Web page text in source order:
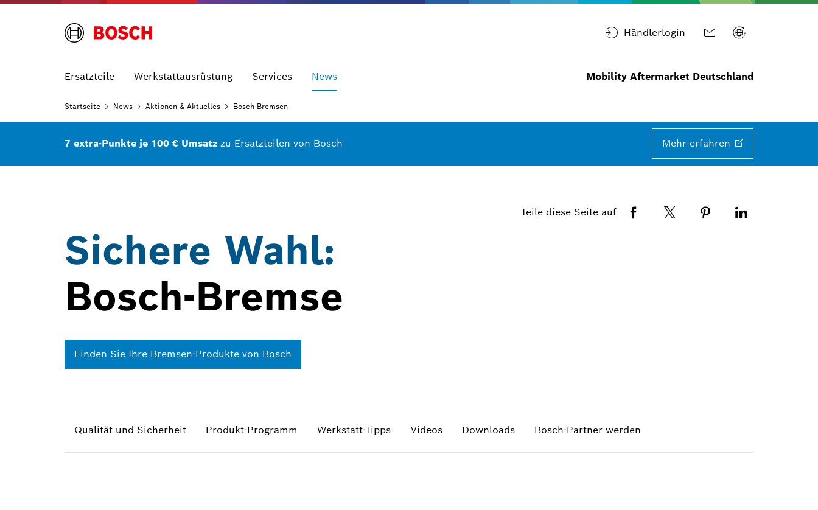
Händlerlogin
Ersatzteile Werkstattausrüstung Services News Mobility Aftermarket Deutschland
Startseite News Aktionen & Aktuelles Bosch Bremsen
7 extra-Punkte je 100 € Umsatz zu Ersatzteilen von Bosch Mehr erfahren
Teile diese Seite auf
Sichere Wahl:
Bosch-Bremse
Finden Sie Ihre Bremsen-Produkte von Bosch
Qualität und Sicherheit Produkt-Programm Werkstatt-Tipps Videos Downloads Bosch-Partner werden